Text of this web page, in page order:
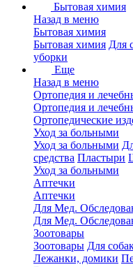
Бытовая химия
Назад в меню
Бытовая химия
Бытовая химия Для
уборки
Еще
Назад в меню
Ортопедия и
Ортопедия и
Ортопедические
Уход за больными
Уход за больными
средства Пластыри
Уход за больными
Аптечки
Аптечки
Для Мед.
Для Мед.
Зоотовары
Зоотовары Для
Лежанки, домики